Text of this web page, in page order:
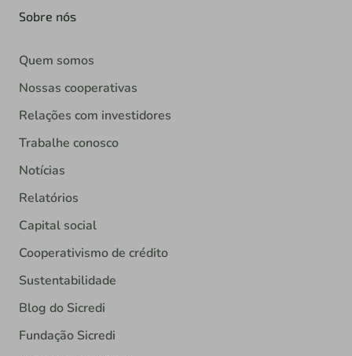
Sobre nós
Quem somos
Nossas cooperativas
Relações com investidores
Trabalhe conosco
Notícias
Relatórios
Capital social
Cooperativismo de crédito
Sustentabilidade
Blog do Sicredi
Fundação Sicredi